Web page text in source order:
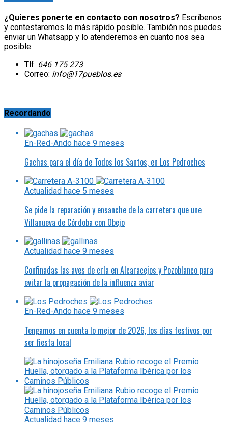
¿Quieres ponerte en contacto con nosotros? Escríbenos
y contestaremos lo más rápido posible. También nos puedes
enviar un Whatsapp y lo atenderemos en cuanto nos sea
posible.
Tlf: 646 175 273
Correo: info@17pueblos.es
Recordando
En-Red-Ando hace 9 meses
Gachas para el día de Todos los Santos, en Los Pedroches
Actualidad hace 5 meses
Se pide la reparación y ensanche de la carretera que une
Villanueva de Córdoba con Obejo
Actualidad hace 9 meses
Confinadas las aves de cría en Alcaracejos y Pozoblanco para
evitar la propagación de la influenza aviar
En-Red-Ando hace 9 meses
Tengamos en cuenta lo mejor de 2026, los días festivos por
ser fiesta local
Actualidad hace 9 meses